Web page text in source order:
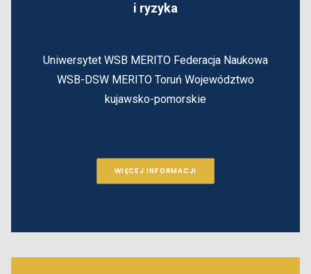
i ryzyka
Uniwersytet WSB MERITO Federacja Naukowa
WSB-DSW MERITO Toruń Województwo
kujawsko-pomorskie
WIĘCEJ INFORMACJI